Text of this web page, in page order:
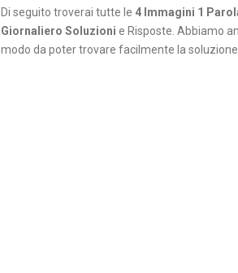
Di seguito troverai tutte le 4 Immagini 1
Giornaliero Soluzioni e Risposte. Abbiamo
modo da poter trovare facilmente la soluzione